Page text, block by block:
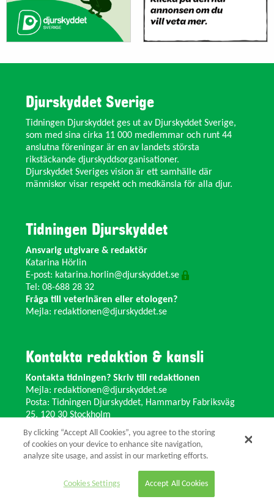
Djurskyddet Sverige
Tidningen Djurskyddet ges ut av Djurskyddet Sverige,
som med sina cirka 11 000 medlemmar och runt 44
anslutna föreningar är en av landets största
rikstäckande djurskyddsorganisationer.
Djurskyddet Sveriges vision är ett samhälle där
människor visar respekt och medkänsla för alla djur.
Tidningen Djurskyddet
Ansvarig utgivare & redaktör
Katarina Hörlin
E-post: katarina.horlin@djurskyddet.se
Tel: 08-688 28 32
Fråga till veterinären eller etologen?
Mejla: redaktionen@djurskyddet.se
Kontakta redaktion & kansli
Kontakta tidningen? Skriv till redaktionen
Mejla: redaktionen@djurskyddet.se
Posta: Tidningen Djurskyddet, Hammarby Fabriksväg
25, 120 30 Stockholm
Ändra adress? Kontakta kansliet
Växel: 08-673 35 11 E-post:
info@djurskyddet.se
© 2026 Tidningen Djurskyddet.
By clicking “Accept All Cookies”, you agree to the storing
of cookies on your device to enhance site navigation,
analyze site usage, and assist in our marketing efforts.
Cookies Settings Accept All Cookies